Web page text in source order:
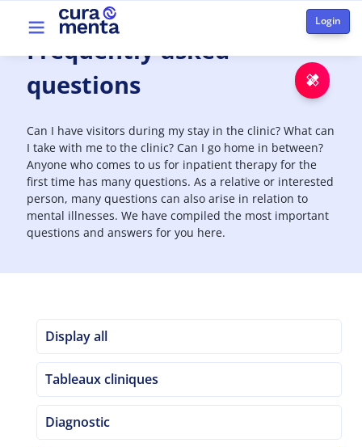
Aller au contenu principal
Top menu
Frequentlyasked
questions
Can I have visitors during my stay in the clinic? What can
I take with me to the clinic? Can I go home in between?
Anyone who comes to us for inpatient therapy for the
first time has many questions. As a relative or interested
person, many questions can also arise in relation to
mental illnesses. We have compiled the most important
questions and answers for you here.
Display all
Tableaux cliniques
Diagnostic